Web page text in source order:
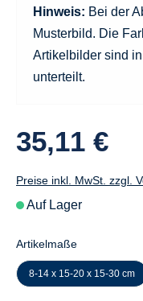
Hinweis: Bei der
Musterbild. Die
Artikelbilder sind
unterteilt.
35,11 €
Preise inkl. MwSt. zzgl.
Auf Lager
Artikelmaße
8-14 x 15-20 x 15-30 cm